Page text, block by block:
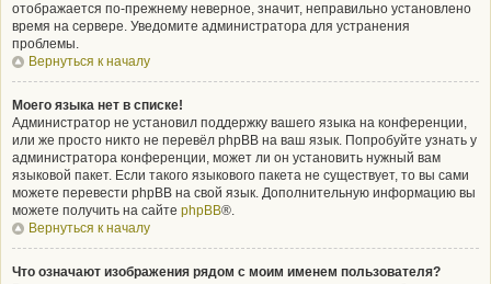
отображается по-прежнему неверное, значит, неправильно установлено
время на сервере. Уведомите администратора для устранения
проблемы.
Вернуться к началу
Моего языка нет в списке!
Администратор не установил поддержку вашего языка на конференции,
или же просто никто не перевёл phpBB на ваш язык. Попробуйте узнать у
администратора конференции, может ли он установить нужный вам
языковой пакет. Если такого языкового пакета не существует, то вы сами
можете перевести phpBB на свой язык. Дополнительную информацию вы
можете получить на сайте phpBB®.
Вернуться к началу
Что означают изображения рядом с моим именем пользователя?